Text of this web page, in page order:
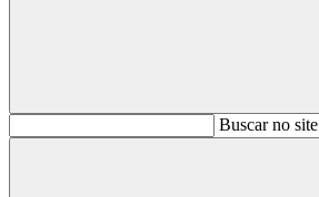
BuscarBuscar no site